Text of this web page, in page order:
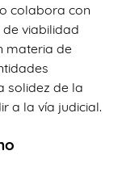
colabora con
viabilidad
materia de
solidez de la
a la vía judicial.